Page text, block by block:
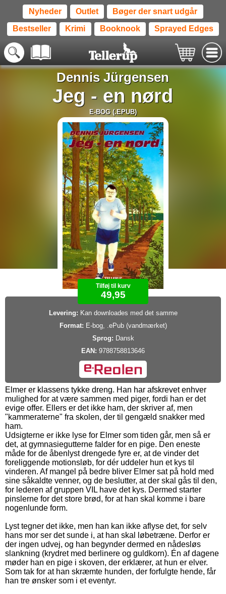
Nyheder Outlet Bøger der snart udgår
Bestseller Krimi Booknook Sprayed Edges
Dennis Jürgensen
Jeg - en nørd
E-BOG (.EPUB)
Tilføj til kurv
49,95
Levering: Kan downloades med det samme
Format: E-bog, .ePub (vandmærket)
Sprog: Dansk
EAN: 9788758813646
Elmer er klassens tykke dreng. Han har afskrevet enhver
mulighed for at være sammen med piger, fordi han er det
evige offer. Ellers er det ikke ham, der skriver af, men
"kammeraterne" fra skolen, der til gengæld snakker med
ham.
Udsigterne er ikke lyse for Elmer som tiden går, men så er
det, at gymnasiegutterne falder for en pige. Den eneste
måde for de åbenlyst drengede fyre er, at de vinder det
foreliggende motionsløb, for dér uddeler hun et kys til
vinderen. Af mangel på bedre bliver Elmer sat på hold med
sine såkaldte venner, og de beslutter, at der skal gås til den,
for lederen af gruppen VIL have det kys. Dermed starter
pinslerne for det store brød, for at han skal komme i bare
nogenlunde form.
Lyst tegner det ikke, men han kan ikke aflyse det, for selv
hans mor ser det sunde i, at han skal løbetræne. Derfor er
der ingen udvej, og han begynder dermed en nådesløs
slankning (krydret med berlinere og guldkorn). Én af dagene
møder han en pige i skoven, der erklærer, at hun er elver.
Som tak for at han skræmte hunden, der forfulgte hende, får
han tre ønsker som i et eventyr.